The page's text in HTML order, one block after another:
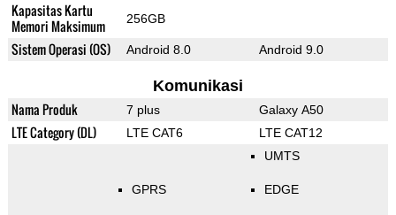
Kapasitas Kartu
Memori Maksimum
256GB
Sistem Operasi (OS) Android 8.0 Android 9.0
Komunikasi
Nama Produk 7 plus Galaxy A50
LTE Category (DL) LTE CAT6 LTE CAT12
GPRS
UMTS
EDGE